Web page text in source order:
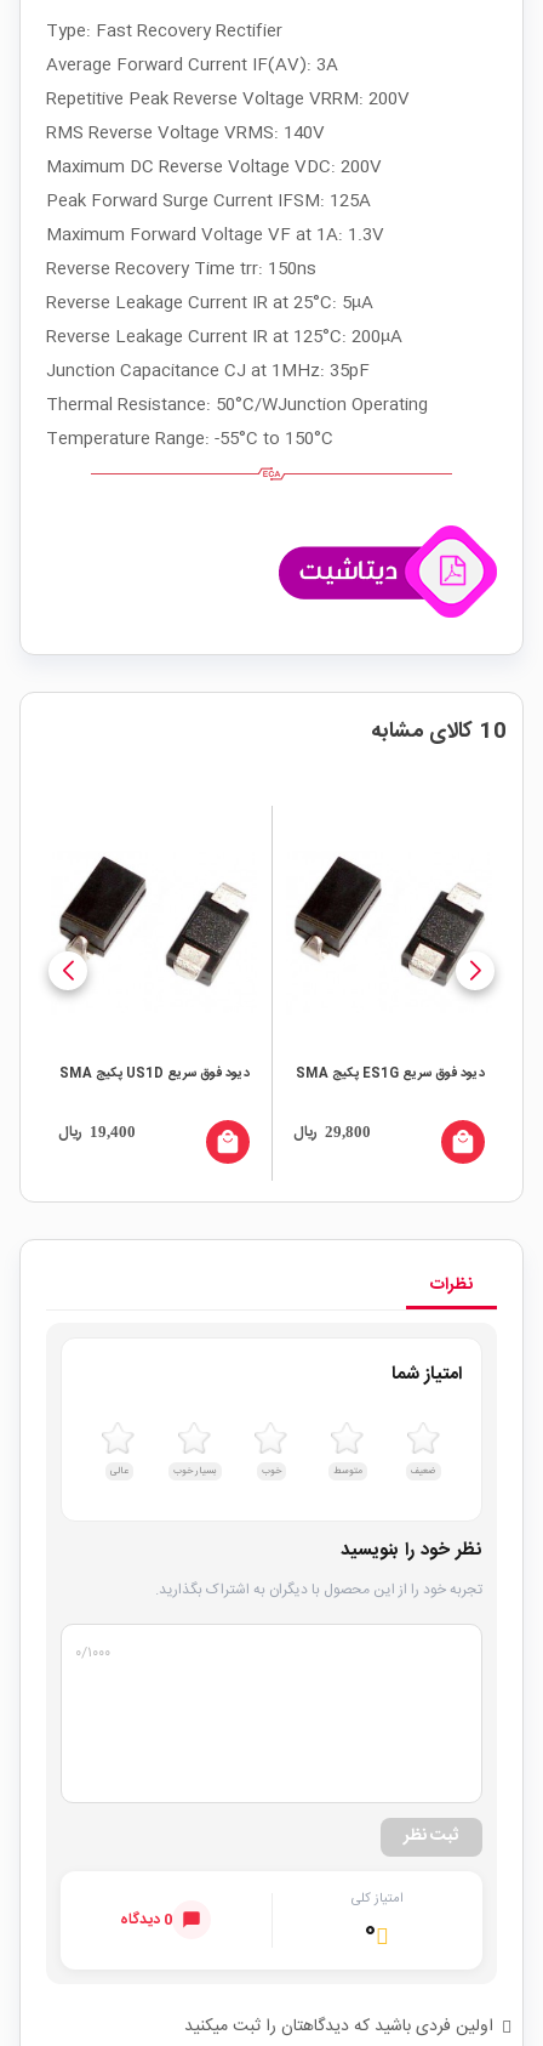
Type: Fast Recovery Rectifier
Average Forward Current IF(AV): 3A
Repetitive Peak Reverse Voltage VRRM: 200V
RMS Reverse Voltage VRMS: 140V
Maximum DC Reverse Voltage VDC: 200V
Peak Forward Surge Current IFSM: 125A
Maximum Forward Voltage VF at 1A: 1.3V
Reverse Recovery Time trr: 150ns
Reverse Leakage Current IR at 25°C: 5µA
Reverse Leakage Current IR at 125°C: 200µA
Junction Capacitance CJ at 1MHz: 35pF
Thermal Resistance: 50°C/WJunction Operating
Temperature Range: -55°C to 150°C
10 کالای مشابه
دیود فوق سریع ES1G پکیج SMA
29,800 ریال local_mall
دیود فوق سریع US1D پکیج SMA
19,400 ریال local_mall
نظرات
امتیاز شما
ضعیف متوسط خوب بسیار خوب عالی
نظر خود را بنویسید
تجربه خود را از این محصول با دیگران به اشتراک بگذارید.
۰/۱۰۰۰
ثبت نظر
امتیاز کلی
۰ 0 دیدگاه
اولین فردی باشید که دیدگاهتان را ثبت میکنید